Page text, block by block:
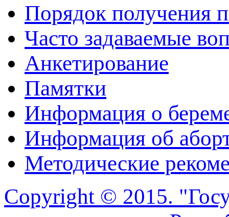
Порядок получения
Часто задаваемые
Анкетирование
Памятки
Информация о
Информация об
Методические
Copyright © 2015.